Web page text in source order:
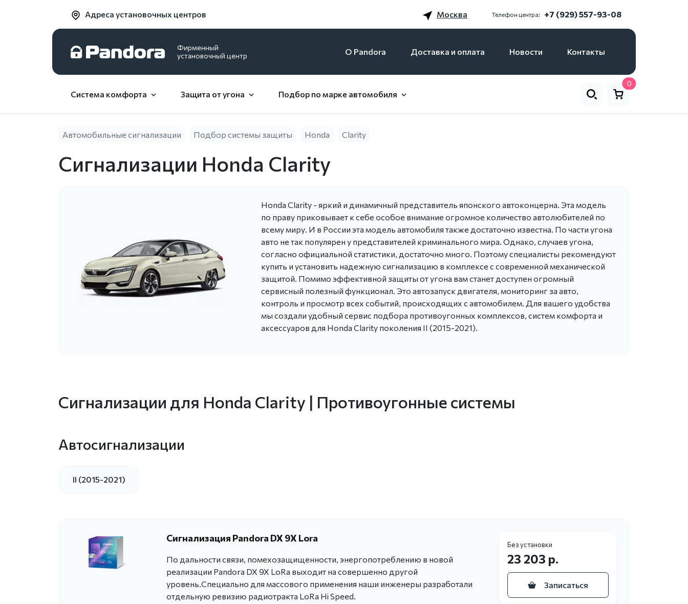
Адреса установочных центров Москва Телефон центра: +7 (929) 557-93-08
Фирменный
установочный центр
O Pandora Доставка и оплата Новости Контакты
Система комфорта Защита от угона Подбор по марке автомобиля
0
Автомобильные сигнализации Подбор системы защиты Honda Clarity
Сигнализации Honda Clarity
Honda Clarity - яркий и динамичный представитель японского автоконцерна. Эта модель
по праву приковывает к себе особое внимание огромное количество автолюбителей по
всему миру. И в России эта модель автомобиля также достаточно известна. По части угона
авто не так популярен у представителей криминального мира. Однако, случаев угона,
согласно официальной статистики, достаточно много. Поэтому специалисты рекомендуют
купить и установить надежную сигнализацию в комплексе с современной механической
защитой. Помимо эффективной защиты от угона вам станет доступен огромный
сервисный полезный функционал. Это автозапуск двигателя, мониторинг за авто,
контроль и просмотр всех событий, происходящих с автомобилем. Для вашего удобства
мы создали удобный сервис подбора противоугонных комплексов, систем комфорта и
аксессуаров для Honda Clarity поколения II (2015-2021).
Сигнализации для Honda Clarity | Противоугонные системы
Автосигнализации
II (2015-2021)
Сигнализация Pandora DX 9X Lora
По дальности связи, помехозащищенности, энергопотреблению в новой
реализации Pandora DX 9X LoRa выходит на совершенно другой
уровень.Специально для массового применения наши инженеры разработали
отдельную ревизию радиотракта LoRa Hi Speed.
Без установки
23 203 р.
Записаться